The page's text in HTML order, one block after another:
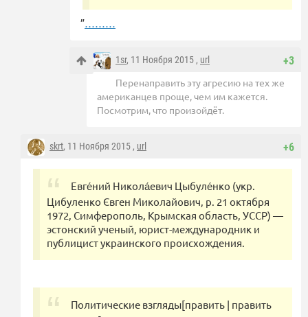
”………
+3
1sr, 11 Ноября 2015 , url
Перенаправить эту агресию на тех же
американцев проще, чем им кажется.
Посмотрим, что произойдёт.
+6
skrt, 11 Ноября 2015 , url
Евге́ний Никола́евич Цыбуле́нко (укр.
Цибуленко Євген Миколайович, р. 21 октября
1972, Симферополь, Крымская область, УССР) —
эстонский ученый, юрист-международник и
публицист украинского происхождения.
Политические взгляды[править | править